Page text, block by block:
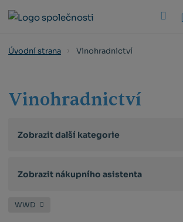
Úvodní strana Vinohradnictví
Vinohradnictví
Zobrazit další kategorie
Zobrazit nákupního asistenta
WWD